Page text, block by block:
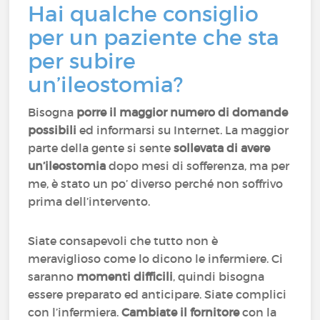
Hai qualche consiglio
per un paziente che sta
per subire
un’ileostomia?
Bisogna porre il maggior numero di domande
possibilied informarsi su Internet. La maggior
parte della gente si sentesollevata di avere
un’ileostomia dopo mesi di sofferenza, ma per
me, è stato un po’ diverso perché non soffrivo
prima dell’intervento.
Siate consapevoli che tutto non è
meraviglioso come lo dicono le infermiere. Ci
saranno momenti difficili, quindi bisogna
essere preparato ed anticipare. Siate complici
con l’infermiera.Cambiate il fornitorecon la